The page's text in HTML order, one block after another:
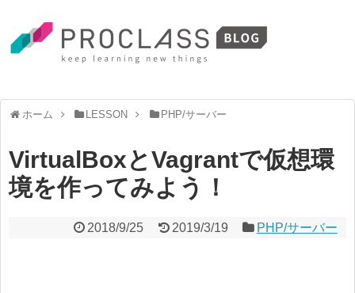
ホーム LESSON PHP/サーバー
VirtualBoxとVagrantで仮想環
境を作ってみよう！
2018/9/25 2019/3/19 PHP/サーバー